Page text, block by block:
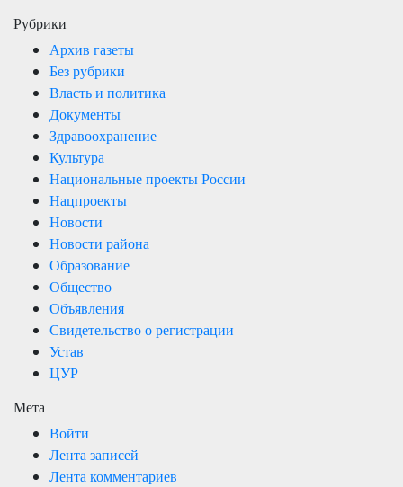
Рубрики
Архив газеты
Без рубрики
Власть и политика
Документы
Здравоохранение
Культура
Национальные проекты России
Нацпроекты
Новости
Новости района
Образование
Общество
Объявления
Свидетельство о регистрации
Устав
ЦУР
Мета
Войти
Лента записей
Лента комментариев